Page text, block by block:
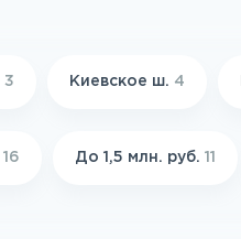
3 Киевское ш. 4
16 До 1,5 млн. руб. 11